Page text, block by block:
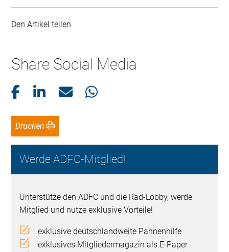
Den Artikel teilen
Share Social Media
Drucken
Werde ADFC-Mitglied!
Unterstütze den ADFC und die Rad-Lobby, werde
Mitglied und nutze exklusive Vorteile!
exklusive deutschlandweite Pannenhilfe
exklusives Mitgliedermagazin als E-Paper